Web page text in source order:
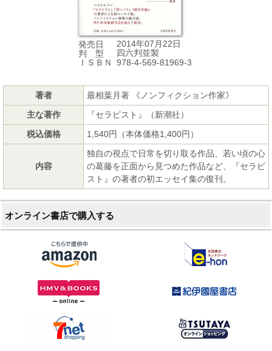
発売日
2014年07月22日
判 型
四六判並製
ＩＳＢＮ
978-4-569-81969-3
著者
最相葉月著 《ノンフィクション作家》
主な著作
『セラピスト』（新潮社）
税込価格
1,540円（本体価格1,400円）
内容
独自の視点で日常を切り取る作品、若い頃の心
の葛藤を正面から見つめた作品など、『セラピ
スト』の著者の初エッセイ集の復刊。
オンライン書店で購入する